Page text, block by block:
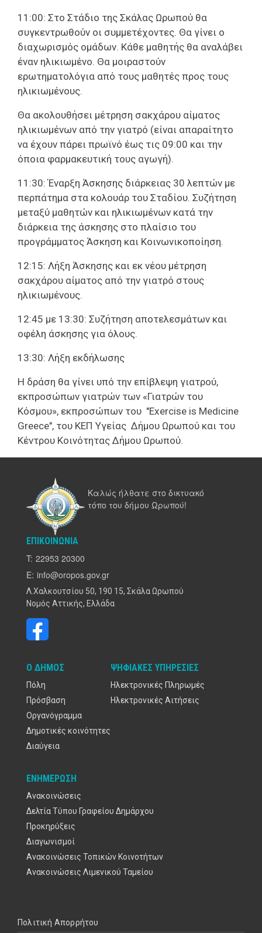
11:00: Στο Στάδιο της Σκάλας Ωρωπού θα
συγκεντρωθούν οι συμμετέχοντες. Θα γίνει ο
διαχωρισμός ομάδων. Κάθε μαθητής θα αναλάβει
έναν ηλικιωμένο. Θα μοιραστούν
ερωτηματολόγια από τους μαθητές προς τους
ηλικιωμένους.
Θα ακολουθήσει μέτρηση σακχάρου αίματος
ηλικιωμένων από την γιατρό (είναι απαραίτητο
να έχουν πάρει πρωϊνό έως τις 09:00 και την
όποια φαρμακευτική τους αγωγή).
11:30: Έναρξη Άσκησης διάρκειας 30 λεπτών με
περπάτημα στα κολουάρ του Σταδίου. Συζήτηση
μεταξύ μαθητών και ηλικιωμένων κατά την
διάρκεια της άσκησης στο πλαίσιο του
προγράμματος Άσκηση και Κοινωνικοποίηση.
12:15: Λήξη Άσκησης και εκ νέου μέτρηση
σακχάρου αίματος από την γιατρό στους
ηλικιωμένους.
12:45 με 13:30: Συζήτηση αποτελεσμάτων και
οφέλη άσκησης για όλους.
13:30: Λήξη εκδήλωσης
Η δράση θα γίνει υπό την επίβλεψη γιατρού,
εκπροσώπων γιατρών των «Γιατρών του
Κόσμου», εκπροσώπων του "Exercise is Medicine
Greece", του ΚΕΠ Υγείας Δήμου Ωρωπού και του
Κέντρου Κοινότητας Δήμου Ωρωπού.
Καλώς ήλθατε στο δικτυακό
τόπο του δήμου Ωρωπού!
ΕΠΙΚΟΙΝΩΝΊΑ
T: 22953 20300
E: info@oropos.gov.gr
Λ.Χαλκουτσίου 50, 190 15, Σκάλα Ωρωπού
Νομός Αττικής, Ελλάδα
Ο ΔΉΜΟΣ
Πόλη
Πρόσβαση
Οργανόγραμμα
Δημοτικές κοινότητες
Διαύγεια
ΨΗΦΙΑΚΈΣ ΥΠΗΡΕΣΊΕΣ
Ηλεκτρονικές Πληρωμές
Ηλεκτρονικές Αιτήσεις
ΕΝΗΜΈΡΩΣΗ
Ανακοινώσεις
Δελτία Τύπου Γραφείου Δημάρχου
Προκηρύξεις
Διαγωνισμοί
Ανακοινώσεις Τοπικών Κοινοτήτων
Ανακοινώσεις Λιμενικού Ταμείου
Υποσέλιδο
Πολιτική Απορρήτου